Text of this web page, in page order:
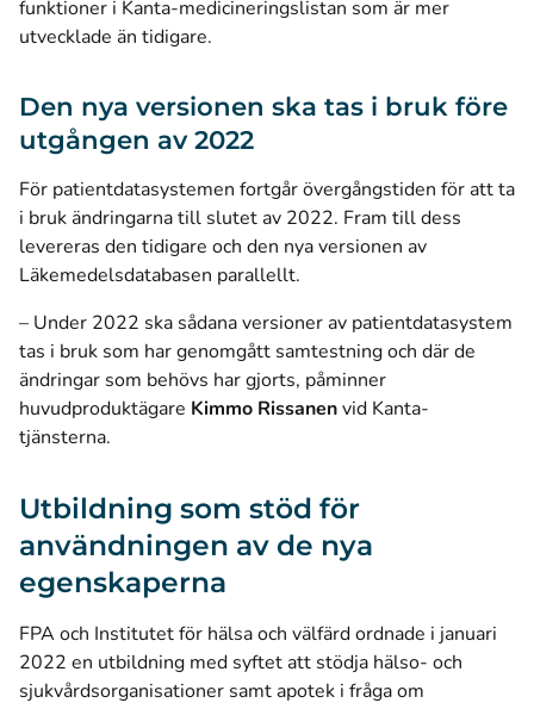
funktioner i Kanta-medicineringslistan som är mer
utvecklade än tidigare.
Den nya versionen ska tas i bruk före
utgången av 2022
För patientdatasystemen fortgår övergångstiden för att ta
i bruk ändringarna till slutet av 2022. Fram till dess
levereras den tidigare och den nya versionen av
Läkemedelsdatabasen parallellt.
– Under 2022 ska sådana versioner av patientdatasystem
tas i bruk som har genomgått samtestning och där de
ändringar som behövs har gjorts, påminner
huvudproduktägare Kimmo Rissanenvid Kanta-
tjänsterna.
Utbildning som stöd för
användningen av de nya
egenskaperna
FPA och Institutet för hälsa och välfärd ordnade i januari
2022 en utbildning med syftet att stödja hälso- och
sjukvårdsorganisationer samt apotek i fråga om